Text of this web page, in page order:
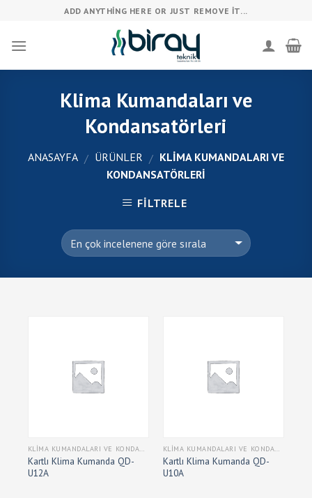
content
ADD ANYTHING HERE OR JUST REMOVE IT...
Klima Kumandaları ve
Kondansatörleri
ANASAYFA / ÜRÜNLER / KLIMA KUMANDALARI VE
KONDANSATÖRLERI
FILTRELE
KLIMA KUMANDALARI VE KONDANSATÖRLERI
Kartlı Klima Kumanda QD-
U12A
KLIMA KUMANDALARI VE KONDANSATÖRLERI
Kartlı Klima Kumanda QD-
U10A